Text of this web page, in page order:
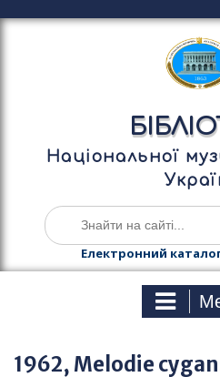
е
у
Національної
Ш
у
а
Електронний
1962, Melodie